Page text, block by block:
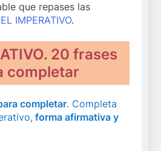
que repases las
IMPERATIVO.
20 frases
completar
completar. Completa
forma afirmativa y